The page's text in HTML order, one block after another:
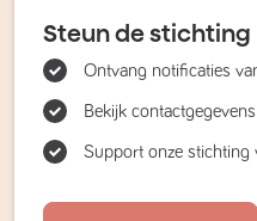
Steun de stichting
Ontvang notificaties
Bekijk
Support onze stichting